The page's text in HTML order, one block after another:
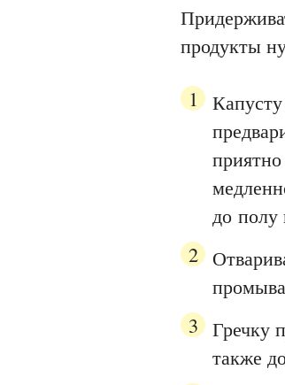
продукты
до полу
Гречку
также